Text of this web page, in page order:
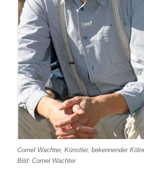
Cornel Wachter, Künstler, bekennender
Bild: Cornel Wachter